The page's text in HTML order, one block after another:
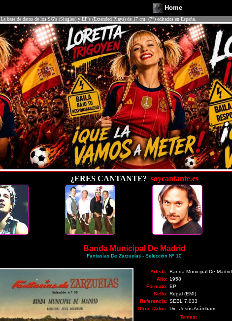
Home
La base de datos de los SG's (Singles) y EP's (Extended Plays) de 17 cm. (7") editados en España.
¿ERES CANTANTE? soycantante.es
Banda Municipal De Madrid
Fantasías De Zarzuelas - Selección Nº 10
Artista: Banda Municipal De Madrid
Año: 1958
Formato: EP
Sello: Regal (EMI)
Referencia: SEBL 7.033
Otros Datos: Dir.: Jesús Arámbarri
Temas: